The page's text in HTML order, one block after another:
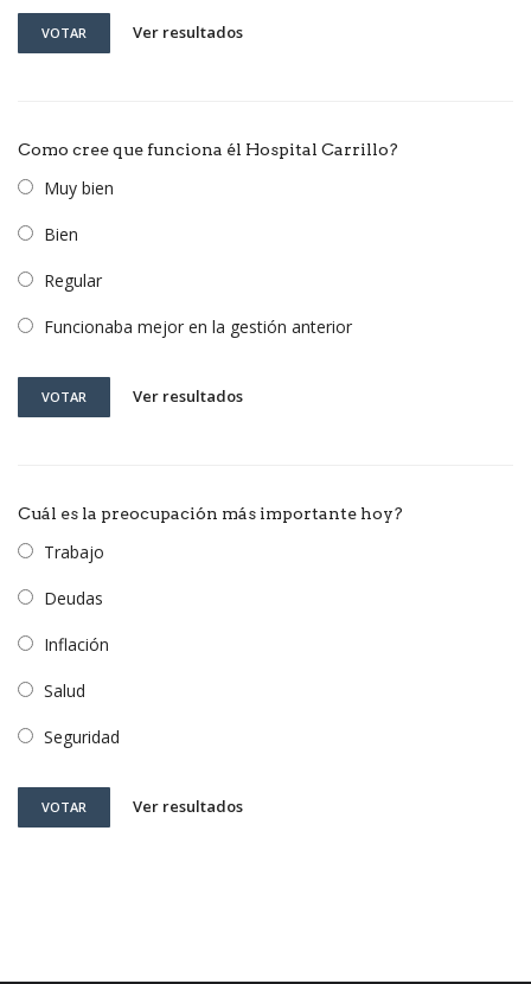
VOTAR Ver resultados
Como cree que funciona él Hospital Carrillo?
Muy bien
Bien
Regular
Funcionaba mejor en la gestión anterior
VOTAR Ver resultados
Cuál es la preocupación más importante hoy?
Trabajo
Deudas
Inflación
Salud
Seguridad
VOTAR Ver resultados